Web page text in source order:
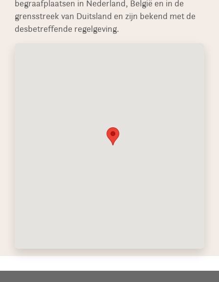
begraafplaatsen in Nederland, België en in de
grensstreek van Duitsland en zijn bekend met de
desbetreffende regelgeving.